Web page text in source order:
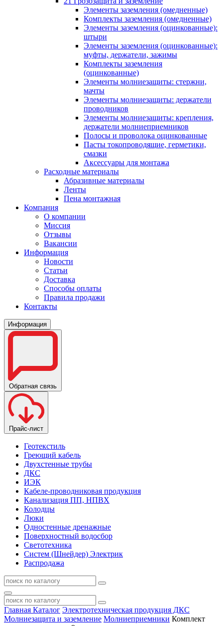
Элементы заземления (омедненные)
Комплекты заземления (омедненные)
Элементы заземления (оцинкованные):
штыри
Элементы заземления (оцинкованные):
муфты, держатели, зажимы
Комплекты заземления
(оцинкованные)
Элементы молниезащиты: стержни,
мачты
Элементы молниезащиты: держатели
проводников
Элементы молниезащиты: крепления,
держатели молниеприемников
Полосы и проволока оцинкованные
Пасты токопроводящие, герметики,
смазки
Аксессуары для монтажа
Расходные материалы
Абразивные материалы
Ленты
Пена монтажная
Компания
О компании
Миссия
Отзывы
Вакансии
Информация
Новости
Статьи
Доставка
Способы оплаты
Правила продажи
Контакты
Информация
Обратная связь
Прайс-лист
Геотекстиль
Греющий кабель
Двухстенные трубы
ДКС
ИЭК
Кабеле-проводниковая продукция
Канализация ПП, НПВХ
Колодцы
Люки
Одностенные дренажные
Поверхностный водосбор
Светотехника
Систем (Шнейдер) Электрик
Распродажа
Главная Каталог Электротехническая продукция ДКС
Молниезащита и заземление Молниеприемники Комплект